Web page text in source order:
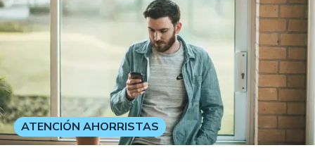
ATENCIÓN AHORRISTAS